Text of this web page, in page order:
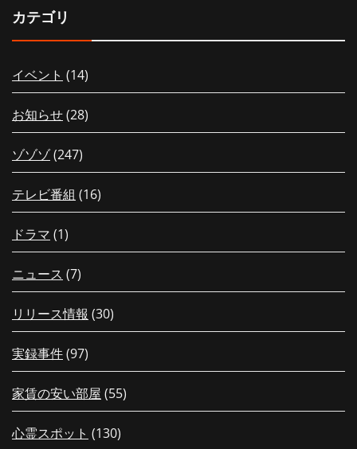
カテゴリ
イベント (14)
お知らせ(28)
ゾゾゾ(247)
テレビ番組 (16)
ドラマ (1)
ニュース (7)
リリース情報 (30)
実録事件(97)
家賃の安い部屋 (55)
心霊スポット (130)